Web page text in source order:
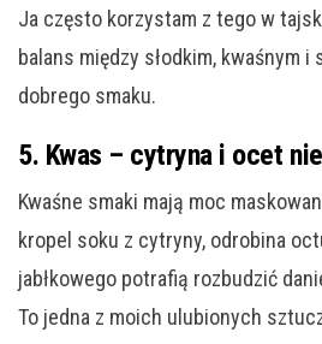
Ja często korzystam z tego w
balans między słodkim, kwaśnym
dobrego smaku.
5. Kwas – cytryna i ocet
Kwaśne smaki mają moc
kropel soku z cytryny, odrobina
jabłkowego potrafią rozbudzić
To jedna z moich ulubionych